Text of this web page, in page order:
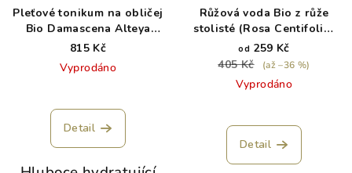
Pleťové tonikum na obličej
Bio Damascena Alteya
Organics 200 ml
815 Kč
Vyprodáno
Detail
Růžová voda Bio z růže
stolisté (Rosa Centifolia)
Alteya Organics SKLO
od 259 Kč
405 Kč
(až –36 %)
Vyprodáno
Detail